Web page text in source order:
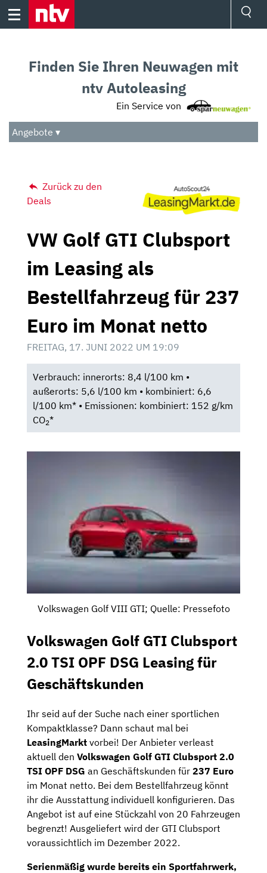
Skip
Audio
Das Beste
Finden Sie Ihren Neuwagen mit
ntv Autoleasing
Ein Service von
Angebote ▾
Zurück zu den
Deals
VW Golf GTI Clubsport
im Leasing als
Bestellfahrzeug für 237
Euro im Monat netto
FREITAG, 17. JUNI 2022 UM 19:09
Verbrauch: innerorts: 8,4 l/100 km •
außerorts: 5,6 l/100 km • kombiniert: 6,6
l/100 km* • Emissionen: kombiniert: 152 g/km
CO2*
Volkswagen Golf VIII GTI; Quelle: Pressefoto
Volkswagen Golf GTI Clubsport
2.0 TSI OPF DSG Leasing für
Geschäftskunden
Ihr seid auf der Suche nach einer sportlichen
Kompaktklasse? Dann schaut mal bei
LeasingMarkt vorbei! Der Anbieter verleast
aktuell den Volkswagen Golf GTI Clubsport 2.0
TSI OPF DSG an Geschäftskunden für 237 Euro
im Monat netto. Bei dem Bestellfahrzeug könnt
ihr die Ausstattung individuell konfigurieren. Das
Angebot ist auf eine Stückzahl von 20 Fahrzeugen
begrenzt! Ausgeliefert wird der GTI Clubsport
voraussichtlich im Dezember 2022.
Serienmäßig wurde bereits ein Sportfahrwerk,